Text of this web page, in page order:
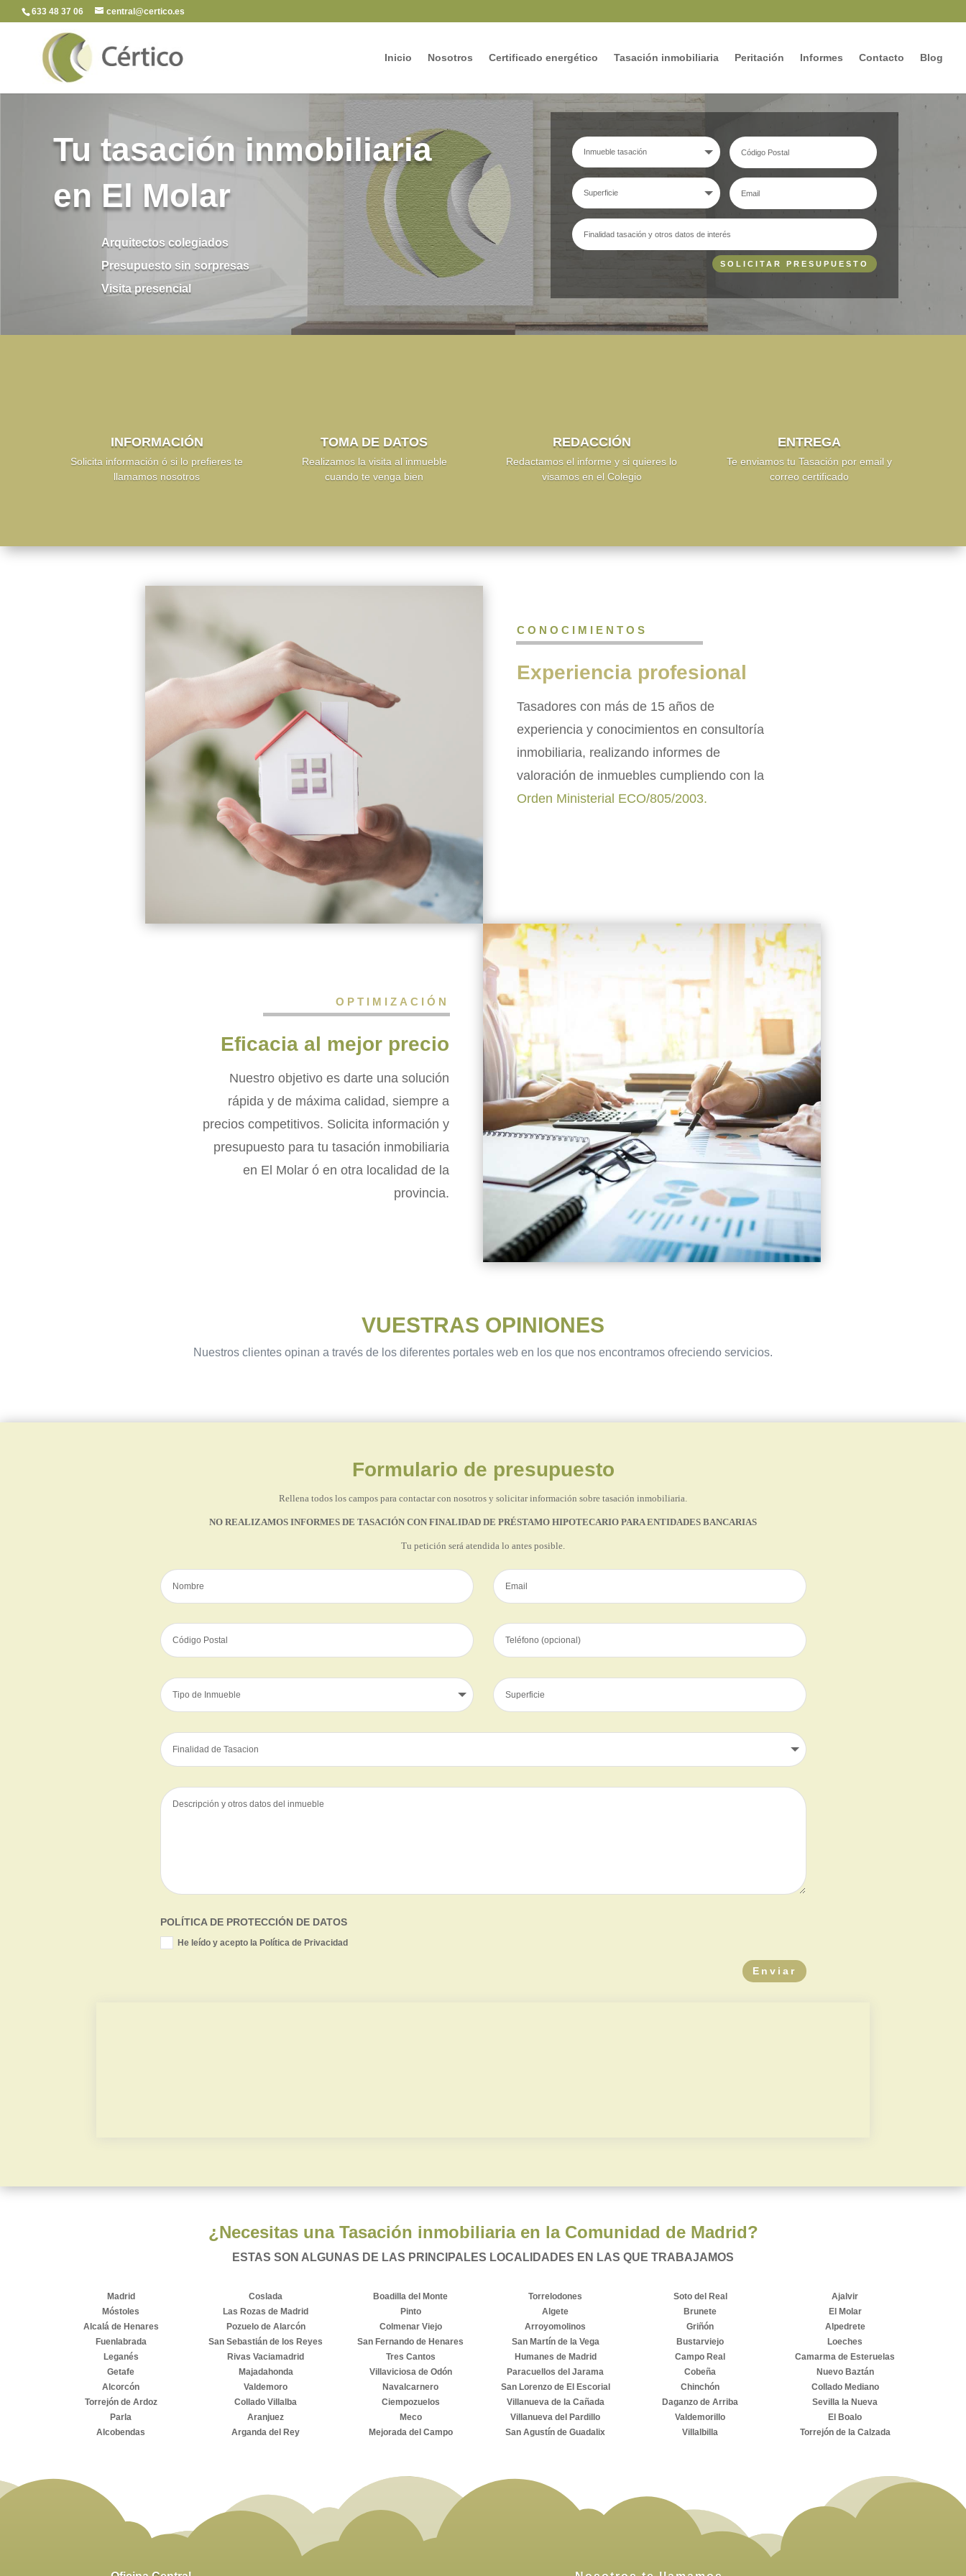
633 48 37 06 central@certico.es
Inicio Nosotros Certificado energético Tasación inmobiliaria Peritación Informes Contacto Blog
Tu tasación inmobiliaria
en El Molar
Arquitectos colegiados
Presupuesto sin sorpresas
Visita presencial
SOLICITAR PRESUPUESTO
INFORMACIÓN
Solicita información ó si lo prefieres te
llamamos nosotros
TOMA DE DATOS
Realizamos la visita al inmueble
cuando te venga bien
REDACCIÓN
Redactamos el informe y si quieres lo
visamos en el Colegio
ENTREGA
Te enviamos tu Tasación por email y
correo certificado
CONOCIMIENTOS
Experiencia profesional
Tasadores con más de 15 años de
experiencia y conocimientos en consultoría
inmobiliaria, realizando informes de
valoración de inmuebles cumpliendo con la
Orden Ministerial ECO/805/2003.
OPTIMIZACIÓN
Eficacia al mejor precio
Nuestro objetivo es darte una solución
rápida y de máxima calidad, siempre a
precios competitivos. Solicita información y
presupuesto para tu tasación inmobiliaria
en El Molar ó en otra localidad de la
provincia.
VUESTRAS OPINIONES
Nuestros clientes opinan a través de los diferentes portales web en los que nos encontramos ofreciendo servicios.
Formulario de presupuesto
Rellena todos los campos para contactar con nosotros y solicitar información sobre tasación inmobiliaria.
NO REALIZAMOS INFORMES DE TASACIÓN CON FINALIDAD DE PRÉSTAMO HIPOTECARIO PARA ENTIDADES BANCARIAS
Tu petición será atendida lo antes posible.
POLÍTICA DE PROTECCIÓN DE DATOS
He leído y acepto la Política de Privacidad
Enviar
¿Necesitas una Tasación inmobiliaria en la Comunidad de Madrid?
ESTAS SON ALGUNAS DE LAS PRINCIPALES LOCALIDADES EN LAS QUE TRABAJAMOS
Madrid
Móstoles
Alcalá de Henares
Fuenlabrada
Leganés
Getafe
Alcorcón
Torrejón de Ardoz
Parla
Alcobendas
Coslada
Las Rozas de Madrid
Pozuelo de Alarcón
San Sebastián de los Reyes
Rivas Vaciamadrid
Majadahonda
Valdemoro
Collado Villalba
Aranjuez
Arganda del Rey
Boadilla del Monte
Pinto
Colmenar Viejo
San Fernando de Henares
Tres Cantos
Villaviciosa de Odón
Navalcarnero
Ciempozuelos
Meco
Mejorada del Campo
Torrelodones
Algete
Arroyomolinos
San Martín de la Vega
Humanes de Madrid
Paracuellos del Jarama
San Lorenzo de El Escorial
Villanueva de la Cañada
Villanueva del Pardillo
San Agustín de Guadalix
Soto del Real
Brunete
Griñón
Bustarviejo
Campo Real
Cobeña
Chinchón
Daganzo de Arriba
Valdemorillo
Villalbilla
Ajalvir
El Molar
Alpedrete
Loeches
Camarma de Esteruelas
Nuevo Baztán
Collado Mediano
Sevilla la Nueva
El Boalo
Torrejón de la Calzada